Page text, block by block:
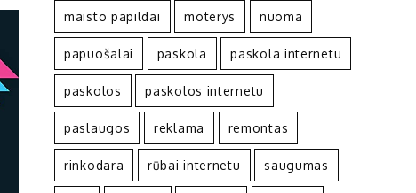
maisto papildai moterys nuoma
papuošalai paskola paskola internetu
paskolos paskolos internetu
paslaugos reklama remontas
rinkodara rūbai internetu saugumas